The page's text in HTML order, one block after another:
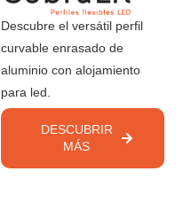
Descubre el versátil perfil
curvable enrasado de
aluminio con alojamiento
para led.
DESCUBRIR
MÁS